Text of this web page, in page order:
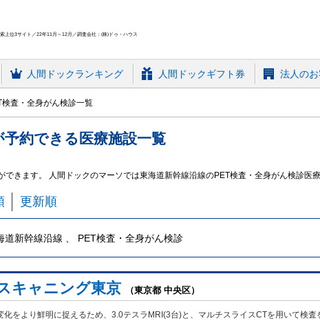
位3サイト／22年11月～12月／調査会社：(株)ドゥ・ハウス
人間ドックランキング 人間ドックギフト券 法人の
査・全身がん検診一覧
予約できる 医療施設一覧
きます。 人間ドックのマーソでは東海道新幹線沿線のPET検査・全身がん検診医
更新順
道新幹線沿線 、 PET検査・全身がん検診
キャニング東京 （東京都 中央区）
化をより鮮明に捉えるため、3.0テスラMRI(3台)と、マルチスライスCTを用いて検査